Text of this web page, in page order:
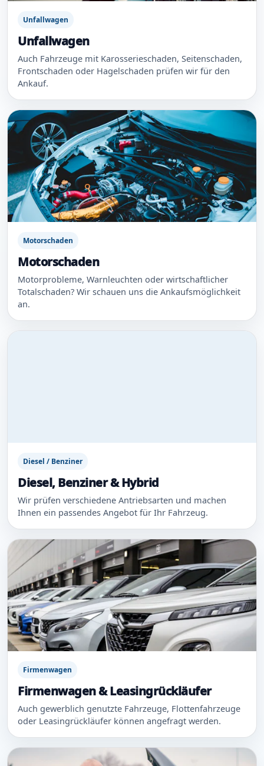
Unfallwagen
Unfallwagen
Auch Fahrzeuge mit Karosserieschaden, Seitenschaden,
Frontschaden oder Hagelschaden prüfen wir für den
Ankauf.
Motorschaden
Motorschaden
Motorprobleme, Warnleuchten oder wirtschaftlicher
Totalschaden? Wir schauen uns die Ankaufsmöglichkeit
an.
Diesel / Benziner
Diesel, Benziner & Hybrid
Wir prüfen verschiedene Antriebsarten und machen
Ihnen ein passendes Angebot für Ihr Fahrzeug.
Firmenwagen
Firmenwagen & Leasingrückläufer
Auch gewerblich genutzte Fahrzeuge, Flottenfahrzeuge
oder Leasingrückläufer können angefragt werden.